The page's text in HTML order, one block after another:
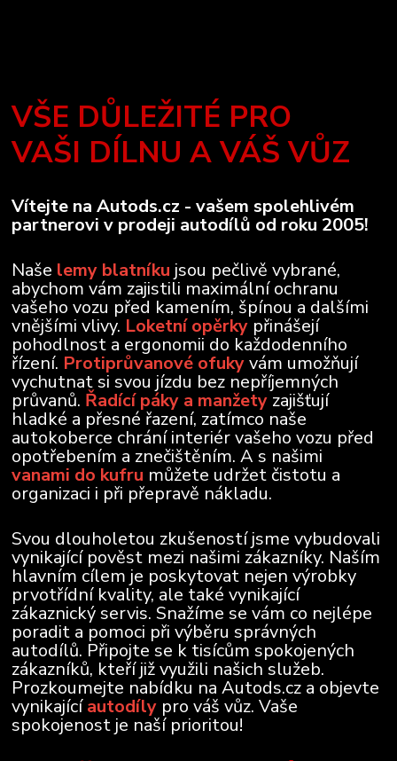
VŠE DŮLEŽITÉ PRO
VAŠI DÍLNU A VÁŠ VŮZ
Vítejte na Autods.cz - vašem spolehlivém
partnerovi v prodeji autodílů od roku 2005!
Naše lemy blatníku jsou pečlivě vybrané,
abychom vám zajistili maximální ochranu
vašeho vozu před kamením, špínou a dalšími
vnějšími vlivy. Loketní opěrky přinášejí
pohodlnost a ergonomii do každodenního
řízení. Protiprůvanové ofukyvám umožňují
vychutnat si svou jízdu bez nepříjemných
průvanů. Řadící páky a manžety zajišťují
hladké a přesné řazení, zatímco naše
autokoberce chrání interiér vašeho vozu před
opotřebením a znečištěním. A s našimi
vanami do kufru můžete udržet čistotu a
organizaci i při přepravě nákladu.
Svou dlouholetou zkušeností jsme vybudovali
vynikající pověst mezi našimi zákazníky. Naším
hlavním cílem je poskytovat nejen výrobky
prvotřídní kvality, ale také vynikající
zákaznický servis. Snažíme se vám co nejlépe
poradit a pomoci při výběru správných
autodílů. Připojte se k tisícům spokojených
zákazníků, kteří již využili našich služeb.
Prozkoumejte nabídku na Autods.cz a objevte
vynikajícíautodíly pro váš vůz. Vaše
spokojenost je naší prioritou!